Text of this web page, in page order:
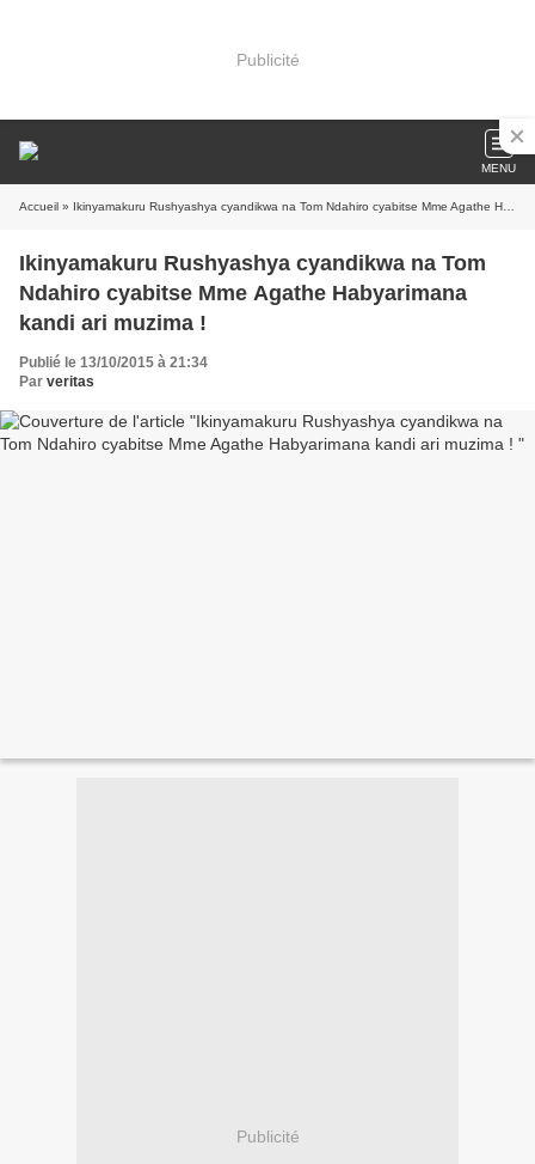
Publicité
MENU
Accueil » Ikinyamakuru Rushyashya cyandikwa na Tom Ndahiro cyabitse Mme Agathe Habyarimana kandi ari muzima !
Ikinyamakuru Rushyashya cyandikwa na Tom
Ndahiro cyabitse Mme Agathe Habyarimana
kandi ari muzima !
Publié le 13/10/2015 à 21:34
Par veritas
Publicité